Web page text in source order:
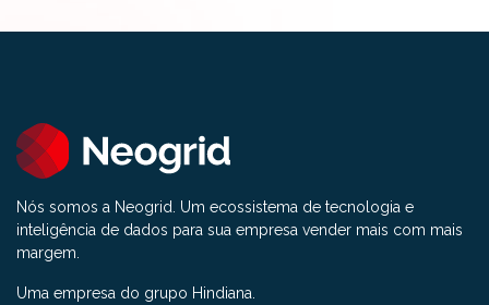
Nós somos a Neogrid. Um ecossistema de tecnologia e
inteligência de dados para sua empresa vender mais com mais
margem.
Uma empresa do grupo Hindiana.